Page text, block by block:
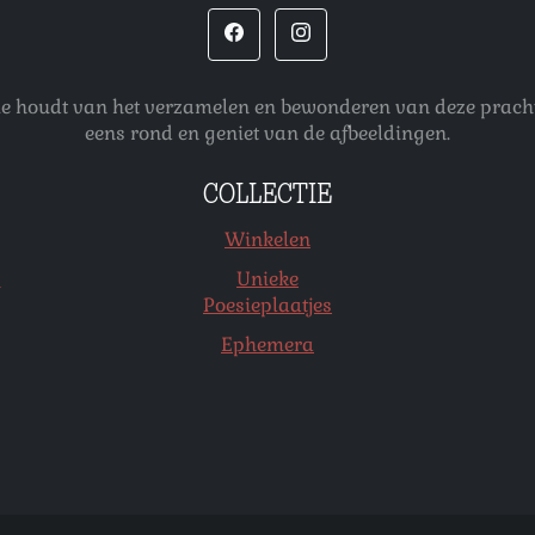
houdt van het verzamelen en bewonderen van deze
eens rond en geniet van de afbeeldingen.
COLLECTIE
Winkelen
Unieke
Poesieplaatjes
Ephemera